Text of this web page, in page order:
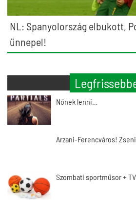
NL: Spanyolország elbukott,
ünnepel!
Nőnek lenni…
Arzani-Ferencváros!
Szombati sportműsor +